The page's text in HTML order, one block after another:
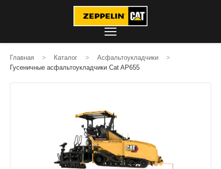
Главная > Каталог > Асфальтоукладчики
>
Гусеничные асфальтоукладчики Cat AP655